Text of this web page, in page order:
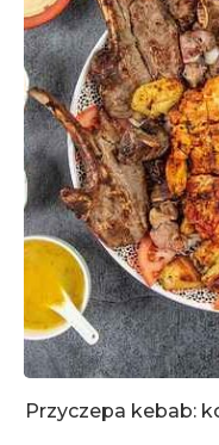
Przyczepa kebab: